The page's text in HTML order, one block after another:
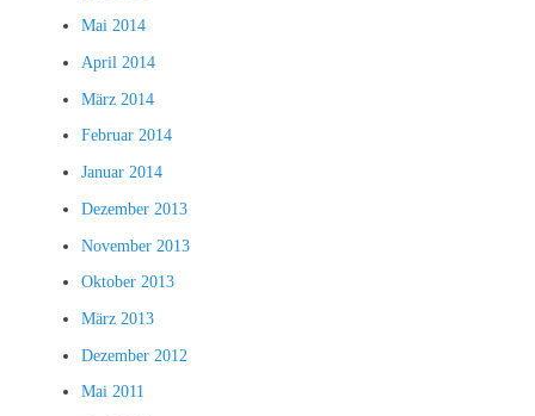
Mai 2014
April 2014
März 2014
Februar 2014
Januar 2014
Dezember 2013
November 2013
Oktober 2013
März 2013
Dezember 2012
Mai 2011